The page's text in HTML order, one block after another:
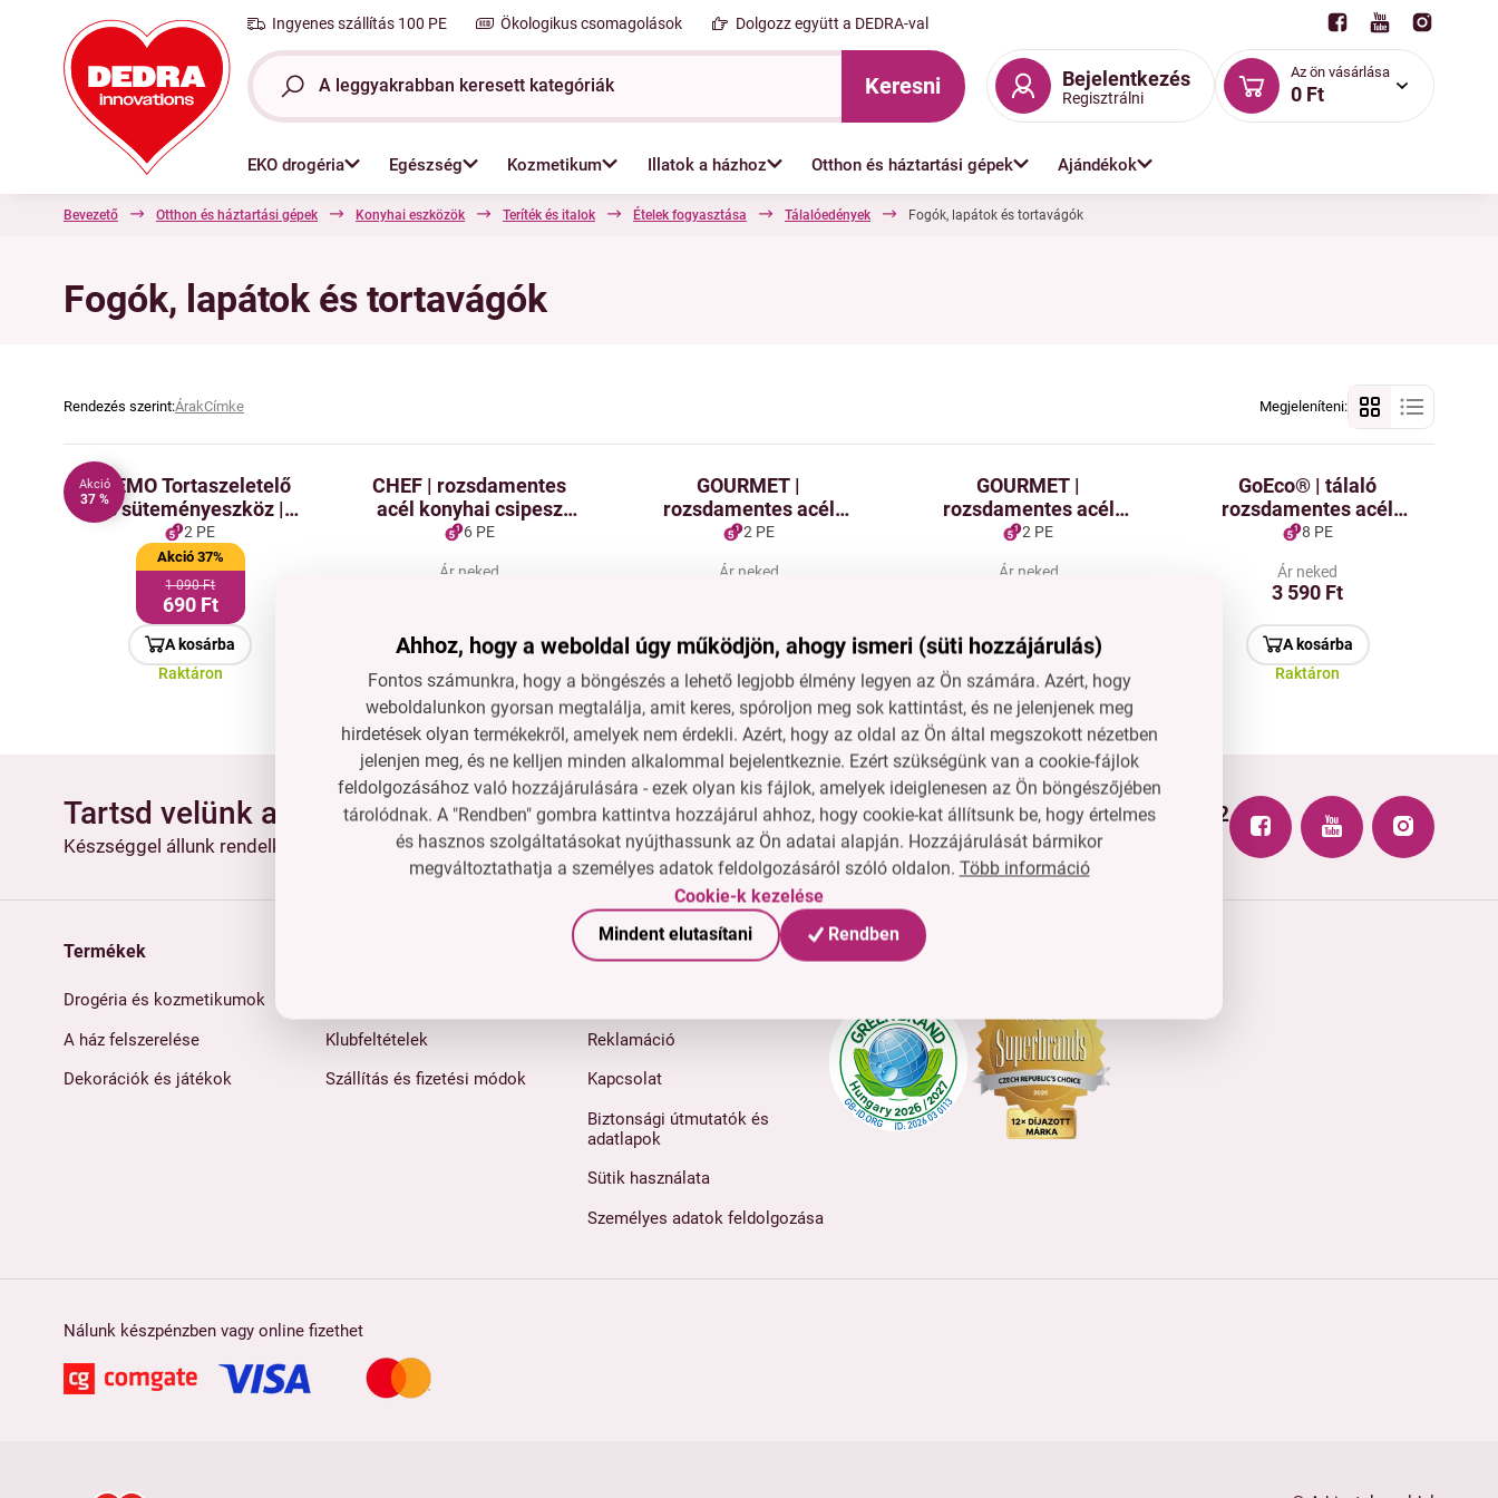
Ingyenes szállítás 100 PE Ökologikus csomagolások Dolgozz együtt a DEDRA-val
Keresni Bejelentkezés
Regisztrálni
Az ön vásárlása
0 Ft
EKO drogéria Egészség Kozmetikum Illatok a házhoz Otthon és háztartási gépek Ajándékok
Bevezető Otthon és háztartási gépek Konyhai eszközök Teríték és italok Ételek fogyasztása Tálalóedények Fogók, lapátok és tortavágók
Fogók, lapátok és tortavágók
Rendezés szerint:ÁrakCímke Megjeleníteni:
Akció
37 %
CREMO Tortaszeletelő
és süteményeszköz |
Recés oldallal a könnyű
szeleteléshez
2 PE
Akció 37%
1 090 Ft
690 Ft
A kosárba
Raktáron
CHEF | rozsdamentes
acél konyhai csipesz
szilikon lapokkal | 38 cm
6 PE
Ár neked
A kosárba
Raktáron
GOURMET |
rozsdamentes acél
szeletelő és tálaló lapát
2 PE
Ár neked
A kosárba
Raktáron
GOURMET |
rozsdamentes acél
torta- és sajtvágó lapát
2 PE
Ár neked
A kosárba
Raktáron
GoEco® | tálaló
rozsdamentes acél
lyukacsos csipesz | 25
8 PE
Ár neked
3 590 Ft
A kosárba
Raktáron
Tartsd velünk a kapcsolatot
Készséggel állunk rendelkezésedre, ha segítségre van szükséged.
rendeles@dedraclub.hu +3614451772
H–P: 8-15 óra
Termékek
Drogéria és kozmetikumok
A ház felszerelése
Dekorációk és játékok
Klubfeltételek
Szállítás és fizetési módok
Cég
Reklamáció
Kapcsolat
Biztonsági útmutatók és
adatlapok
Sütik használata
Személyes adatok feldolgozása
Tanúsítványok, díjak és tagság
Nálunk készpénzben vagy online fizethet
Ahhoz, hogy a weboldal úgy működjön, ahogy ismeri (süti hozzájárulás)
Fontos számunkra, hogy a böngészés a lehető legjobb élmény legyen az Ön számára. Azért, hogy
weboldalunkon gyorsan megtalálja, amit keres, spóroljon meg sok kattintást, és ne jelenjenek meg
hirdetések olyan termékekről, amelyek nem érdekli. Azért, hogy az oldal az Ön által megszokott nézetben
jelenjen meg, és ne kelljen minden alkalommal bejelentkeznie. Ezért szükségünk van a cookie-fájlok
feldolgozásához való hozzájárulására - ezek olyan kis fájlok, amelyek ideiglenesen az Ön böngészőjében
tárolódnak. A "Rendben" gombra kattintva hozzájárul ahhoz, hogy cookie-kat állítsunk be, hogy értelmes
és hasznos szolgáltatásokat nyújthassunk az Ön adatai alapján. Hozzájárulását bármikor
megváltoztathatja a személyes adatok feldolgozásáról szóló oldalon. Több információ
Cookie-k kezelése
Mindent elutasítani Rendben